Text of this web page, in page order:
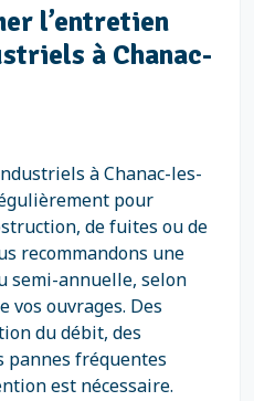
l’entretien
à Chanac-
à Chanac-les-
pour
de fuites ou de
recommandons une
semi-annuelle, selon
ouvrages. Des
du débit, des
pannes fréquentes
est nécessaire.